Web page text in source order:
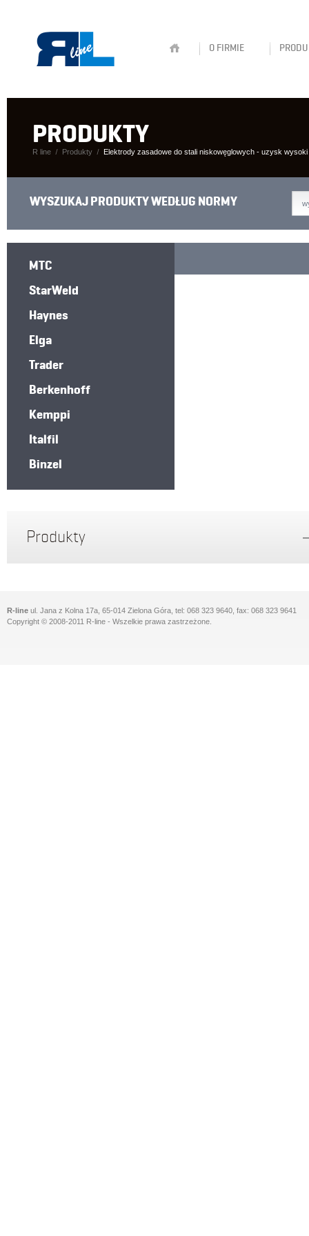
O FIRMIE
PRODUKTY
R line Produkty Elektrody zasadowe do stali niskowęglowych - uzysk wysoki
WYSZUKAJ PRODUKTY WEDŁUG NORMY
MTC
StarWeld
Haynes
Elga
Trader
Berkenhoff
Kemppi
Italfil
Binzel
Produkty
R-line ul. Jana z Kolna 17a, 65-014 Zielona Góra, tel: 068 323 9640, fax: 068 323 9641
Copyright © 2008-2011 R-line - Wszelkie prawa zastrzeżone.